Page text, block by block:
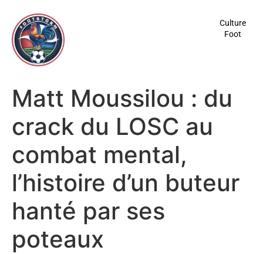
principal
Culture
Foot
Matt Moussilou : du
crack du LOSC au
combat mental,
l’histoire d’un buteur
hanté par ses
poteaux